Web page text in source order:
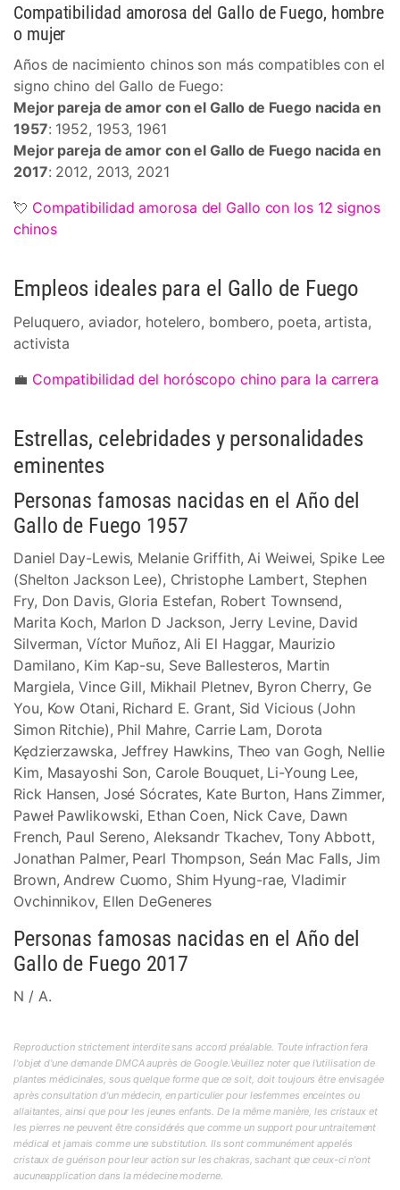
Compatibilidad amorosa del Gallo de Fuego, hombre
o mujer
Años de nacimiento chinos son más compatibles con el
signo chino del Gallo de Fuego:
Mejor pareja de amor con el Gallo de Fuego nacida en
1957: 1952, 1953, 1961
Mejor pareja de amor con el Gallo de Fuego nacida en
2017: 2012, 2013, 2021
💘 Compatibilidad amorosa del Gallo con los 12 signos
chinos
Empleos ideales para el Gallo de Fuego
Peluquero, aviador, hotelero, bombero, poeta, artista,
activista
💼 Compatibilidad del horóscopo chino para la carrera
Estrellas, celebridades y personalidades
eminentes
Personas famosas nacidas en el Año del
Gallo de Fuego 1957
Daniel Day-Lewis, Melanie Griffith, Ai Weiwei, Spike Lee
(Shelton Jackson Lee), Christophe Lambert, Stephen
Fry, Don Davis, Gloria Estefan, Robert Townsend,
Marita Koch, Marlon D Jackson, Jerry Levine, David
Silverman, Víctor Muñoz, Ali El Haggar, Maurizio
Damilano, Kim Kap-su, Seve Ballesteros, Martin
Margiela, Vince Gill, Mikhail Pletnev, Byron Cherry, Ge
You, Kow Otani, Richard E. Grant, Sid Vicious (John
Simon Ritchie), Phil Mahre, Carrie Lam, Dorota
Kędzierzawska, Jeffrey Hawkins, Theo van Gogh, Nellie
Kim, Masayoshi Son, Carole Bouquet, Li-Young Lee,
Rick Hansen, José Sócrates, Kate Burton, Hans Zimmer,
Paweł Pawlikowski, Ethan Coen, Nick Cave, Dawn
French, Paul Sereno, Aleksandr Tkachev, Tony Abbott,
Jonathan Palmer, Pearl Thompson, Seán Mac Falls, Jim
Brown, Andrew Cuomo, Shim Hyung-rae, Vladimir
Ovchinnikov, Ellen DeGeneres
Personas famosas nacidas en el Año del
Gallo de Fuego 2017
N / A.
Reproduction strictement interdite sans accord préalable. Toute infraction fera
l'objet d'une demande DMCA auprès de Google.Veuillez noter que l'utilisation de
plantes médicinales, sous quelque forme que ce soit, doit toujours être envisagée
après consultation d'un médecin, en particulier pour lesfemmes enceintes ou
allaitantes, ainsi que pour les jeunes enfants. De la même manière, les cristaux et
les pierres ne peuvent être considérés que comme un support pour untraitement
médical et jamais comme une substitution. Ils sont communément appelés
cristaux de guérison pour leur action sur les chakras, sachant que ceux-ci n'ont
aucuneapplication dans la médecine moderne.